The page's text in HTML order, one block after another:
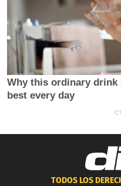
TODOS LOS